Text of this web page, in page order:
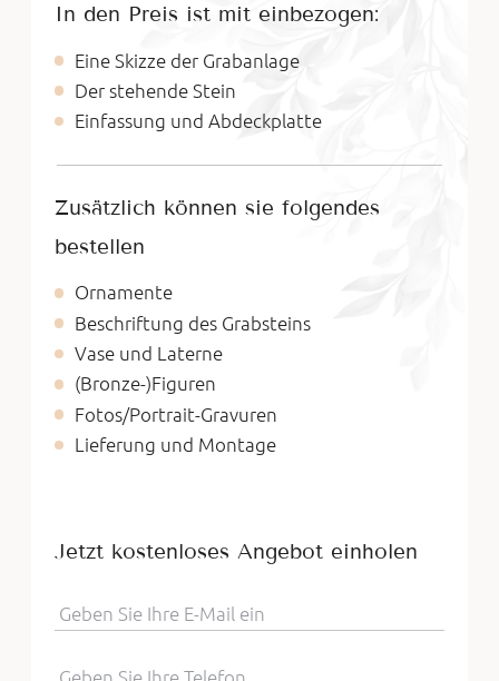
In den Preis ist mit einbezogen:
Eine Skizze der Grabanlage
Der stehende Stein
Einfassung und Abdeckplatte
Zusätzlich können sie folgendes
bestellen
Ornamente
Beschriftung des Grabsteins
Vase und Laterne
(Bronze-)Figuren
Fotos/Portrait-Gravuren
Lieferung und Montage
Jetzt kostenloses Angebot einholen
Geben Sie Ihre E-Mail ein